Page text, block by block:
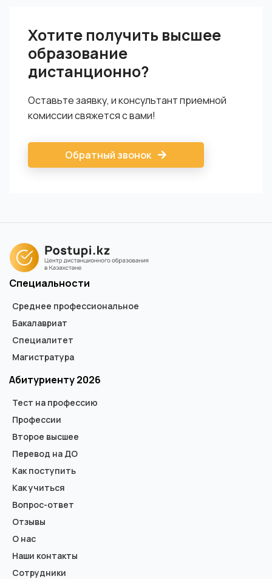
Хотите получить высшее
образование
дистанционно?
Оставьте заявку, и консультант приемной
комиссии свяжется с вами!
Обратный звонок
Специальности
Среднее профессиональное
Бакалавриат
Специалитет
Магистратура
Абитуриенту 2026
Тест на профессию
Профессии
Второе высшее
Перевод на ДО
Как поступить
Как учиться
Вопрос-ответ
Отзывы
О нас
Наши контакты
Сотрудники